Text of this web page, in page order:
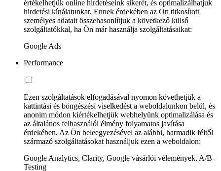
értékelhetjük online hirdetéseink sikerét, és optimalizálhatjuk
hirdetési kínálatunkat. Ennek érdekében az Ön titkosított
személyes adatait összehasonlítjuk a következő külső
szolgáltatókkal, ha Ön már használja szolgáltatásaikat:
Google Ads
Performance
Ezen szolgáltatások elfogadásával nyomon követhetjük a
kattintási és böngészési viselkedést a weboldalunkon belül, és
anonim módon kiértékelhetjük webhelyünk optimalizálása és
az általános felhasználói élmény folyamatos javítása
érdekében. Az Ön beleegyezésével az alábbi, harmadik féltől
származó szolgáltatásokat használjuk ezen a weboldalon:
Google Analytics, Clarity, Google vásárlói vélemények, A/B-
Testing